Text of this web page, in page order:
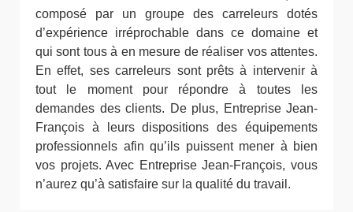
composé par un groupe des carreleurs dotés
d’expérience irréprochable dans ce domaine et
qui sont tous à en mesure de réaliser vos attentes.
En effet, ses carreleurs sont prêts à intervenir à
tout le moment pour répondre à toutes les
demandes des clients. De plus, Entreprise Jean-
François à leurs dispositions des équipements
professionnels afin qu’ils puissent mener à bien
vos projets. Avec Entreprise Jean-François, vous
n’aurez qu’à satisfaire sur la qualité du travail.